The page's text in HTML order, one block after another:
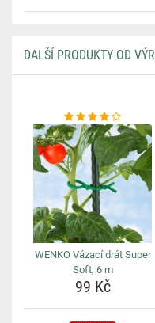
DALŠÍ PRODUKTY OD
WENKO Vázací drát Super
Soft, 6 m
99 Kč